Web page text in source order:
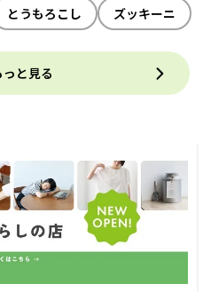
とうもろこし ズッキーニ
と見る